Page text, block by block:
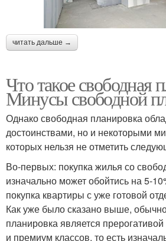
читать дальше →
Что такое свободная
Минусы свободной
Однако свободная планировка
достоинствами, но и некоторыми
которых нельзя не отметить
Во-первых: покупка жилья со
изначально может обойтись на 5-
покупка квартиры с уже готовой
Как уже было сказано выше,
планировка является
и премиум классов, то есть